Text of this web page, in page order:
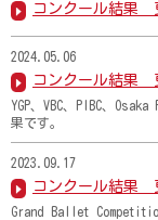
コンクール結果
2024.05.06
コンクール結果
YGP、VBC、PIBC、
果です。
2023.09.17
コンクール結果
Grand Ballet